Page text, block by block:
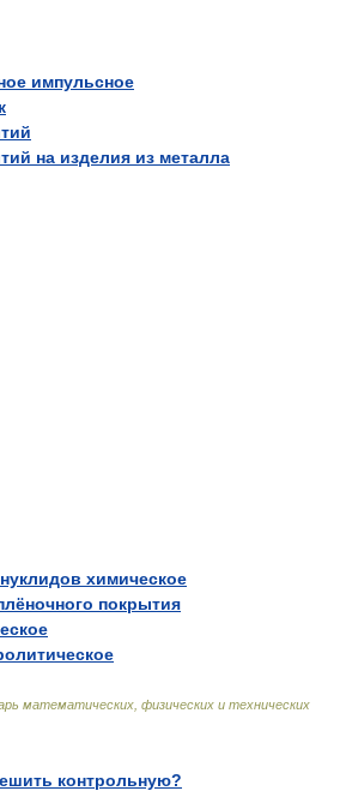
импульсное
на изделия из металла
химическое
покрытия
математических, физических и технических
контрольную?